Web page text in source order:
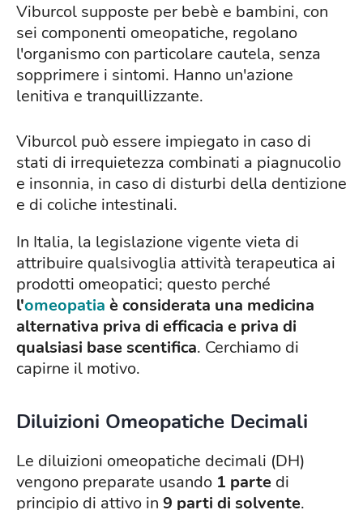
Viburcol supposte per bebè e bambini, con
sei componenti omeopatiche, regolano
l'organismo con particolare cautela, senza
sopprimere i sintomi. Hanno un'azione
lenitiva e tranquillizzante.
Viburcol può essere impiegato in caso di
stati di irrequietezza combinati a piagnucolio
e insonnia, in caso di disturbi della dentizione
e di coliche intestinali.
In Italia, la legislazione vigente vieta di
attribuire qualsivoglia attività terapeutica ai
prodotti omeopatici; questo perché
l'omeopatia è considerata una medicina
alternativa priva di efficacia e priva di
qualsiasi base scentifica. Cerchiamo di
capirne il motivo.
Diluizioni Omeopatiche Decimali
Le diluizioni omeopatiche decimali (DH)
vengono preparate usando 1 parte di
principio di attivo in 9 parti di solvente.